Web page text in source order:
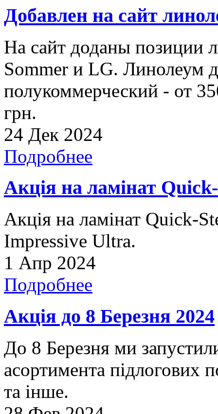
Добавлен на сайт
На сайт доданы позиции
Sommer и LG. Линолеум
полукоммерческий - от
грн.
24 Дек 2024
Подробнее
Акція на ламінат
Акція на ламінат Quick-
Impressive Ultra.
1 Апр 2024
Подробнее
Акція до 8 Березня 2024
До 8 Березня ми
асортимента підлогових
та інше.